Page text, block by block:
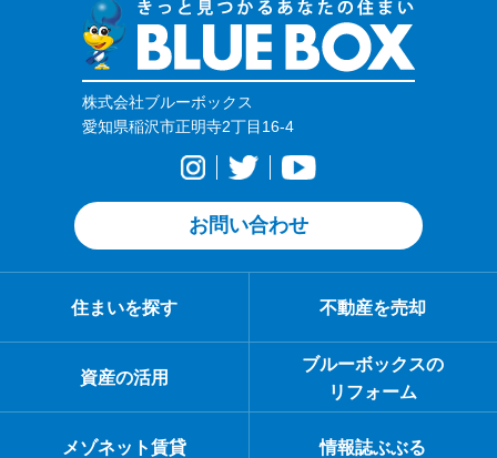
株式会社ブルーボックス
愛知県稲沢市正明寺2丁目16-4
お問い合わせ
住まいを探す 不動産を売却
資産の活用
ブルーボックスの
リフォーム
メゾネット賃貸 情報誌ぶぶる